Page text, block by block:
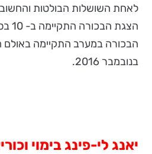
לאחת השושלות הבולטות
הבכורה במערב התקיימה באולם
בנובמבר 2016.
יאנג לי-פינג בימוי